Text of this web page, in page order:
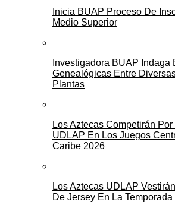
Inicia BUAP Proceso De
Medio Superior
Investigadora BUAP
Genealógicas Entre
Plantas
Los Aztecas Competirán
UDLAP En Los Juegos
Caribe 2026
Los Aztecas UDLAP
De Jersey En La